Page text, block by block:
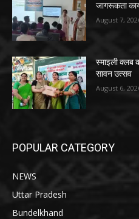
जागरूकता
August 7,
स्माइली क्लब
सावन उत्सव
August 6,
POPULAR CATEGORY
NEWS
Uttar Pradesh
Bundelkhand